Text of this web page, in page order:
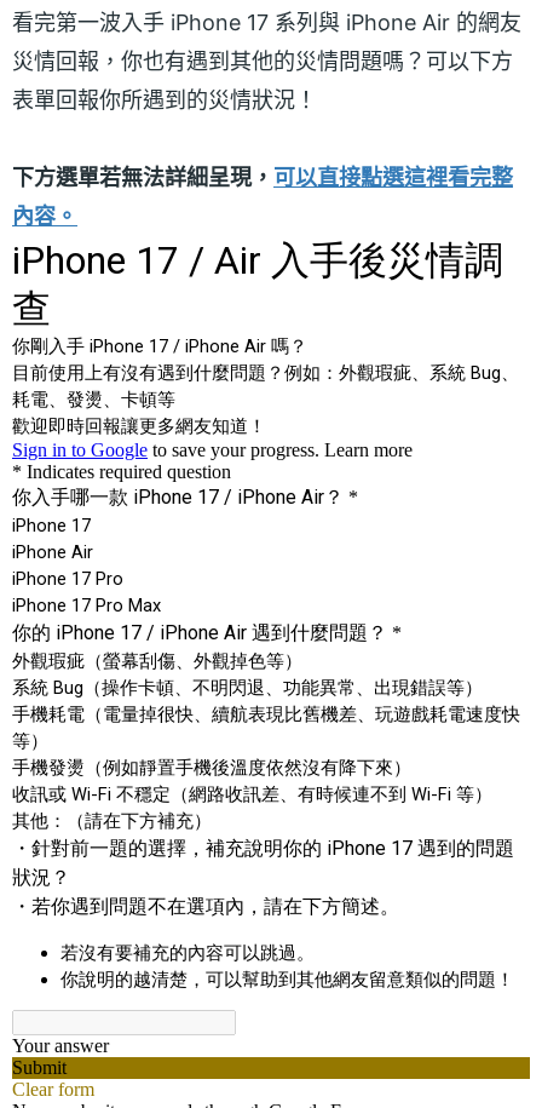
看完第一波入手 iPhone 17 系列與 iPhone Air 的網友
災情回報，你也有遇到其他的災情問題嗎？可以下方
表單回報你所遇到的災情狀況！
下方選單若無法詳細呈現， 可以直接點選這裡看完整
內容。